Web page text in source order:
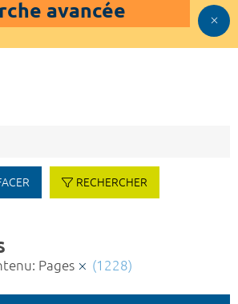
avancée
RECHERCHER
Pages (1228)